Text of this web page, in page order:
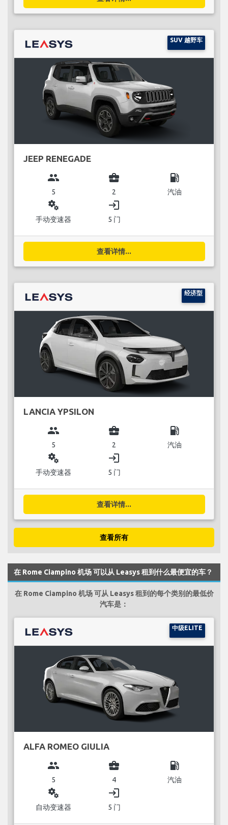
SUV 越野车
JEEP RENEGADE
group
5
business_center
2
local_gas_station
汽油
miscellaneous_services
手动变速器
login
5 门
查看详情...
经济型
LANCIA YPSILON
group
5
business_center
2
local_gas_station
汽油
miscellaneous_services
手动变速器
login
5 门
查看详情...
查看所有
在 Rome Ciampino 机场 可以从 Leasys 租到什么最便宜的车？
在 Rome Ciampino 机场 可从 Leasys 租到的每个类别的最低价
汽车是：
中级ELITE
ALFA ROMEO GIULIA
group
5
business_center
4
local_gas_station
汽油
miscellaneous_services
自动变速器
login
5 门